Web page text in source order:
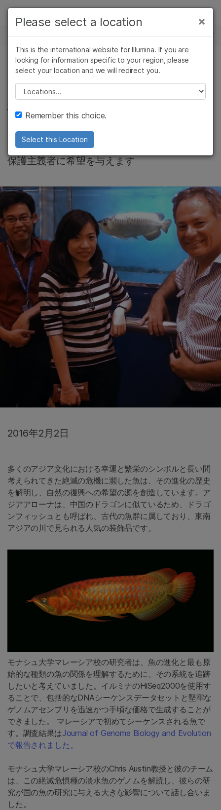
Skip to content
ソリューション
ラーニング
企業情報
サポート
お気に入りの分野を選択
ニュースセンター
コミュニティー
絶滅危惧種の魚がシ
ーケンスされる
賞賛された商業魚は、進化の歴史に光を当て、
保護主義者に希望を与えます
2016年2月2日
多くのアジア文化における幸運と繁栄のシンボルと長い間
考えられてきた絶滅の危機に瀕した魚は、その進化の歴史
を解明し、自然の復興への希望の源を創造しています。ア
ジアアローナは、中国のドラゴンに似ているため、ドラゴ
ンフィッシュとも呼ばれ、古代の魚群に属しており、東南
アジアの川で見られる人気の装飾品です。
モナシュ大学マレーシア校の研究者は、魚の進化と最も原
始的な種類の魚の関係を理解するために、その系統を追跡
したいと考えていました。イルミナのHiSeq2000を使用す
ることで、包括的なDNAシーケンスデータセットと堅牢な
ゲノムアセンブリを迅速かつ手頃な価格で生成することが
できました。 マレーシアで初めてシーケンスされる魚で
す。調査結果はJournal of Genome Biology and Evolution
で報告されました。
モナシュ大学マレーシア校のChris Austin教授と彼のチーム
は、この絶滅危惧種の淡水魚のゲノムを解読し、彼らの研
究が国の魚の研究に与える大きな影響について話し合いま
した。
×
Please select a location
This is the international website for Illumina. If you are
looking for information specific to your region, please
select your location and we will redirect you.
Please select a location
Remember this choice.
Select this Location
×
がん研究
微生物研究
農学研究
複雑な疾患
臨床オンコロジー
生殖医学
患研究